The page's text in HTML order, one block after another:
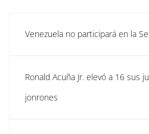
Venezuela no participará en la
Ronald Acuña Jr. elevó a 16 sus
jonrones